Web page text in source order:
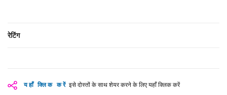
रेटिंग
यहाँ क्लिक करें इसे दोस्तों के साथ शेयर करने के लिए यहाँ क्लिक करें